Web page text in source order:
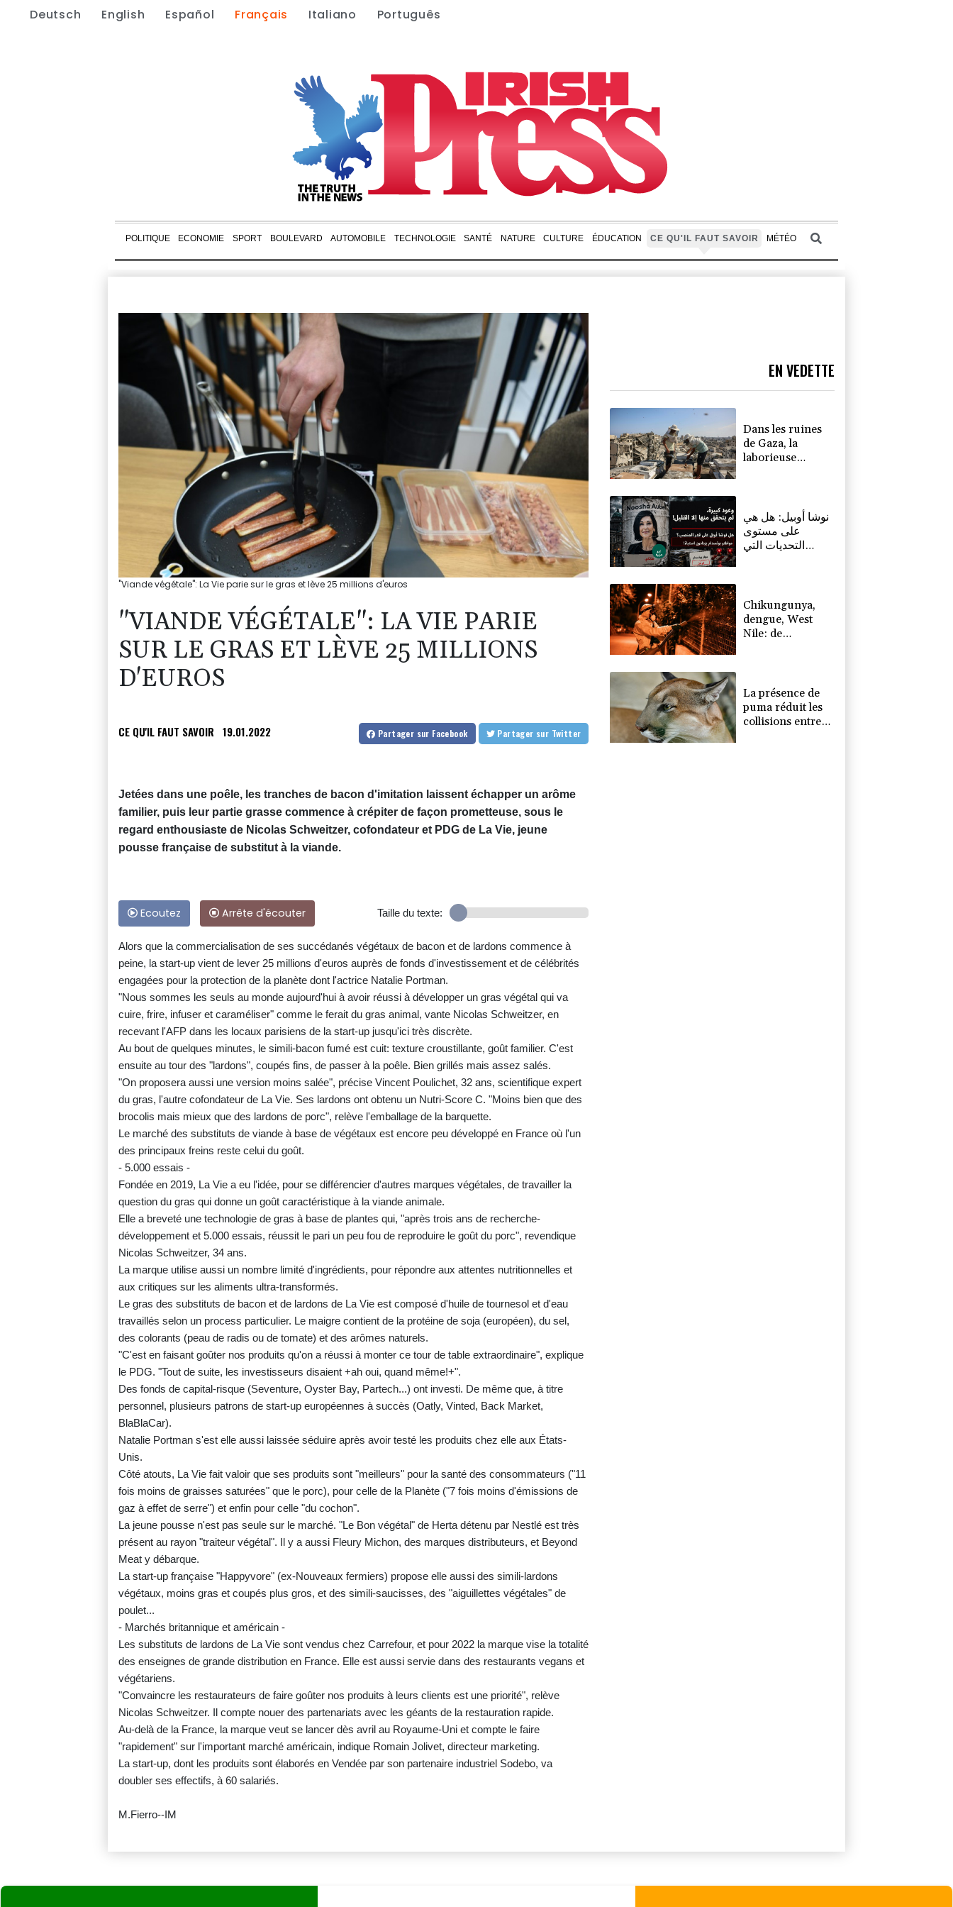
Deutsch English Español Français Italiano Português
POLITIQUE ECONOMIE SPORT BOULEVARD AUTOMOBILE TECHNOLOGIE SANTÉ NATURE CULTURE ÉDUCATION CE QU'IL FAUT SAVOIR MÉTÉO
"Viande végétale": La Vie parie sur le gras et lève 25 millions d'euros
"VIANDE VÉGÉTALE": LA VIE PARIE
SUR LE GRAS ET LÈVE 25 MILLIONS
D'EUROS
CE QU'IL FAUT SAVOIR 19.01.2022 Partager sur Facebook Partager sur Twitter
Jetées dans une poêle, les tranches de bacon d'imitation laissent échapper un arôme
familier, puis leur partie grasse commence à crépiter de façon prometteuse, sous le
regard enthousiaste de Nicolas Schweitzer, cofondateur et PDG de La Vie, jeune
pousse française de substitut à la viande.
Ecoutez Arrête d'écouter Taille du texte:
Alors que la commercialisation de ses succédanés végétaux de bacon et de lardons commence à
peine, la start-up vient de lever 25 millions d'euros auprès de fonds d'investissement et de célébrités
engagées pour la protection de la planète dont l'actrice Natalie Portman.
"Nous sommes les seuls au monde aujourd'hui à avoir réussi à développer un gras végétal qui va
cuire, frire, infuser et caraméliser" comme le ferait du gras animal, vante Nicolas Schweitzer, en
recevant l'AFP dans les locaux parisiens de la start-up jusqu'ici très discrète.
Au bout de quelques minutes, le simili-bacon fumé est cuit: texture croustillante, goût familier. C'est
ensuite au tour des "lardons", coupés fins, de passer à la poêle. Bien grillés mais assez salés.
"On proposera aussi une version moins salée", précise Vincent Poulichet, 32 ans, scientifique expert
du gras, l'autre cofondateur de La Vie. Ses lardons ont obtenu un Nutri-Score C. "Moins bien que des
brocolis mais mieux que des lardons de porc", relève l'emballage de la barquette.
Le marché des substituts de viande à base de végétaux est encore peu développé en France où l'un
des principaux freins reste celui du goût.
- 5.000 essais -
Fondée en 2019, La Vie a eu l'idée, pour se différencier d'autres marques végétales, de travailler la
question du gras qui donne un goût caractéristique à la viande animale.
Elle a breveté une technologie de gras à base de plantes qui, "après trois ans de recherche-
développement et 5.000 essais, réussit le pari un peu fou de reproduire le goût du porc", revendique
Nicolas Schweitzer, 34 ans.
La marque utilise aussi un nombre limité d'ingrédients, pour répondre aux attentes nutritionnelles et
aux critiques sur les aliments ultra-transformés.
Le gras des substituts de bacon et de lardons de La Vie est composé d'huile de tournesol et d'eau
travaillés selon un process particulier. Le maigre contient de la protéine de soja (européen), du sel,
des colorants (peau de radis ou de tomate) et des arômes naturels.
"C'est en faisant goûter nos produits qu'on a réussi à monter ce tour de table extraordinaire", explique
le PDG. "Tout de suite, les investisseurs disaient +ah oui, quand même!+".
Des fonds de capital-risque (Seventure, Oyster Bay, Partech...) ont investi. De même que, à titre
personnel, plusieurs patrons de start-up européennes à succès (Oatly, Vinted, Back Market,
BlaBlaCar).
Natalie Portman s'est elle aussi laissée séduire après avoir testé les produits chez elle aux États-
Unis.
Côté atouts, La Vie fait valoir que ses produits sont "meilleurs" pour la santé des consommateurs ("11
fois moins de graisses saturées" que le porc), pour celle de la Planète ("7 fois moins d'émissions de
gaz à effet de serre") et enfin pour celle "du cochon".
La jeune pousse n'est pas seule sur le marché. "Le Bon végétal" de Herta détenu par Nestlé est très
présent au rayon "traiteur végétal". Il y a aussi Fleury Michon, des marques distributeurs, et Beyond
Meat y débarque.
La start-up française "Happyvore" (ex-Nouveaux fermiers) propose elle aussi des simili-lardons
végétaux, moins gras et coupés plus gros, et des simili-saucisses, des "aiguillettes végétales" de
poulet...
- Marchés britannique et américain -
Les substituts de lardons de La Vie sont vendus chez Carrefour, et pour 2022 la marque vise la totalité
des enseignes de grande distribution en France. Elle est aussi servie dans des restaurants vegans et
végétariens.
"Convaincre les restaurateurs de faire goûter nos produits à leurs clients est une priorité", relève
Nicolas Schweitzer. Il compte nouer des partenariats avec les géants de la restauration rapide.
Au-delà de la France, la marque veut se lancer dès avril au Royaume-Uni et compte le faire
"rapidement" sur l'important marché américain, indique Romain Jolivet, directeur marketing.
La start-up, dont les produits sont élaborés en Vendée par son partenaire industriel Sodebo, va
doubler ses effectifs, à 60 salariés.
M.Fierro--IM
EN VEDETTE
Dans les ruines
de Gaza, la
laborieuse
نوشا أوبيل: هل هي
على مستوى
التحديات التي
Chikungunya,
dengue, West
Nile: de
sud de
l'Hexagone
La présence de
puma réduit les
collisions entre